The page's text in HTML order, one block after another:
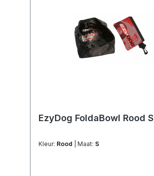
EzyDog FoldaBowl Rood S
Kleur: Rood | Maat: S